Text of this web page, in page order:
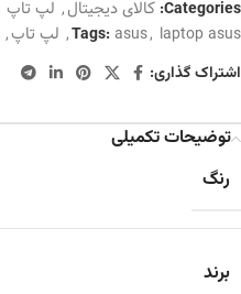
Categories: کالای دیجیتال, لپ تاپ
Tags:asus, laptop asus
, لپ تاپ,
اشتراک گذاری:
توضیحات تکمیلی
رنگ
برند